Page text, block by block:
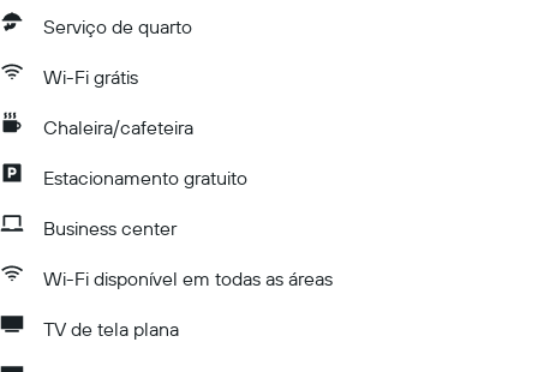
Serviço de quarto
Wi-Fi grátis
Chaleira/cafeteira
Estacionamento gratuito
Business center
Wi-Fi disponível em todas as áreas
TV de tela plana